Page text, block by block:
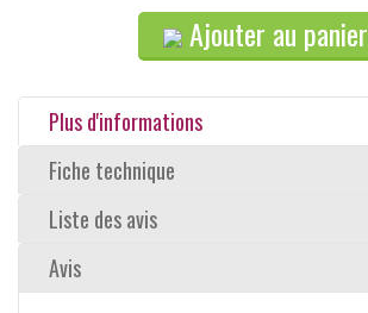
Ajouter au panier
Plus d'informations
Fiche technique
Liste des avis
Avis